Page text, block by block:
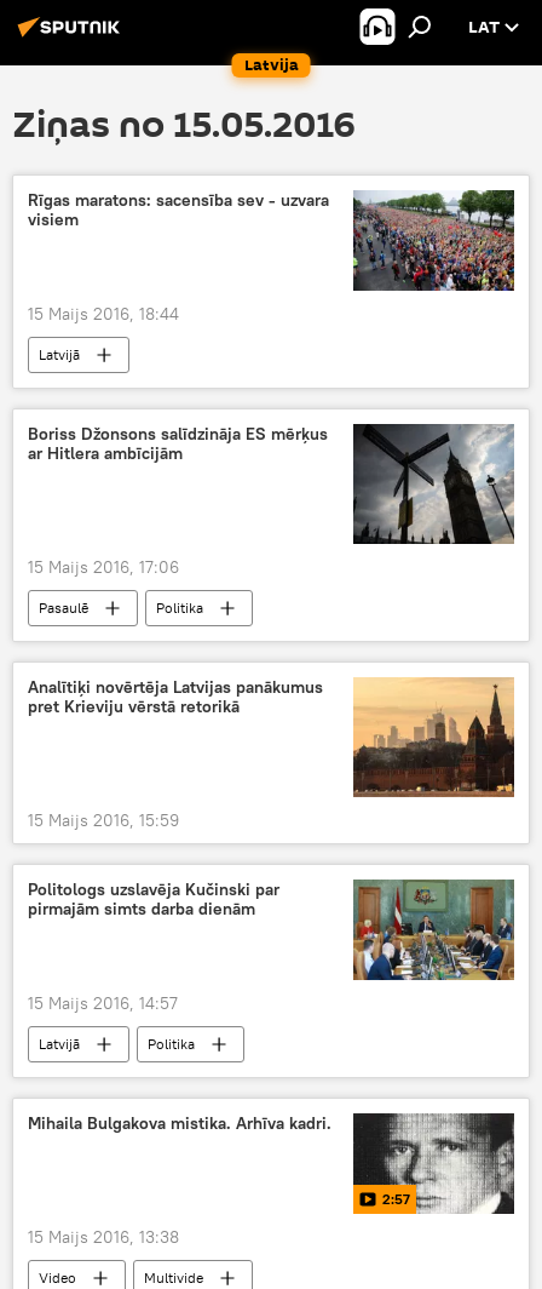
Latvija
LAT
Ziņas no 15.05.2016
Rīgas maratons: sacensība sev - uzvara
visiem
15 Maijs 2016, 18:44
Latvijā
Boriss Džonsons salīdzināja ES mērķus
ar Hitlera ambīcijām
15 Maijs 2016, 17:06
Pasaulē Politika
Analītiķi novērtēja Latvijas panākumus
pret Krieviju vērstā retorikā
15 Maijs 2016, 15:59
Politologs uzslavēja Kučinski par
pirmajām simts darba dienām
15 Maijs 2016, 14:57
Latvijā Politika
Mihaila Bulgakova mistika. Arhīva kadri.
2:57
15 Maijs 2016, 13:38
Video Multivide